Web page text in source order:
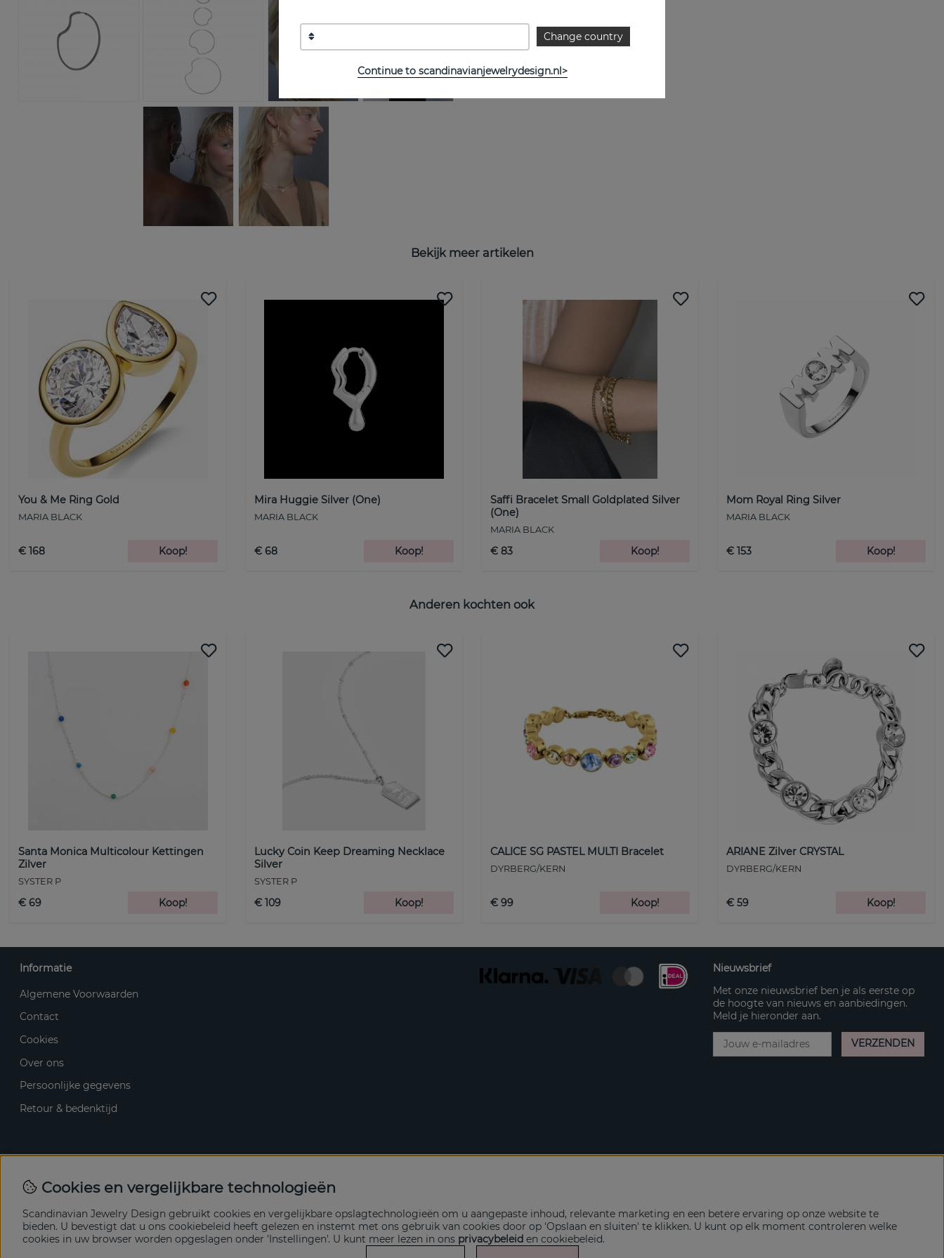
Bekijk meer artikelen
You & Me Ring Gold
MARIA BLACK
€ 168 Koop!
Mira Huggie Silver (One)
MARIA BLACK
€ 68 Koop!
Saffi Bracelet Small Goldplated Silver
(One)
MARIA BLACK
€ 83 Koop!
Mom Royal Ring Silver
MARIA BLACK
€ 153 Koop!
Anderen kochten ook
Santa Monica Multicolour Kettingen
Zilver
SYSTER P
€ 69 Koop!
Lucky Coin Keep Dreaming Necklace
Silver
SYSTER P
€ 109 Koop!
CALICE SG PASTEL MULTI Bracelet
DYRBERG/KERN
€ 99 Koop!
ARIANE Zilver CRYSTAL
DYRBERG/KERN
€ 59 Koop!
Change country
Continue to scandinavianjewelrydesign.nl>
Informatie
Algemene Voorwaarden
Contact
Cookies
Over ons
Persoonlijke gegevens
Retour & bedenktijd
Nieuwsbrief
Met onze nieuwsbrief ben je als eerste op
de hoogte van nieuws en aanbiedingen.
Meld je hieronder aan.
VERZENDEN
Cookies en vergelijkbare technologieën
Scandinavian Jewelry Design gebruikt cookies en vergelijkbare opslagtechnologieën om u aangepaste inhoud, relevante marketing en een betere ervaring op onze website te
bieden. U bevestigt dat u ons cookiebeleid heeft gelezen en instemt met ons gebruik van cookies door op 'Opslaan en sluiten' te klikken. U kunt op elk moment controleren welke
cookies in uw browser worden opgeslagen onder 'Instellingen'. U kunt meer lezen in ons privacybeleid en cookiebeleid.